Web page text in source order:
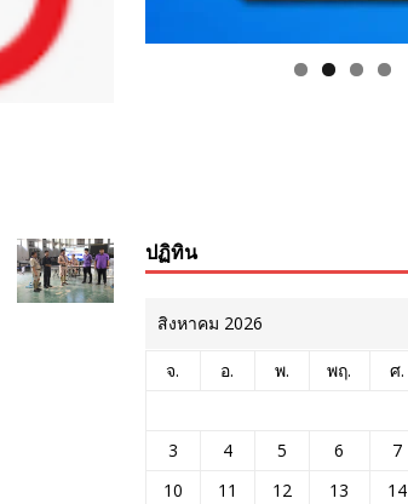
ปฏิทิน
สิงหาคม 2026
จ. อ. พ. พฤ. ศ.
3
4 5 6 7
10
11 12 13 14